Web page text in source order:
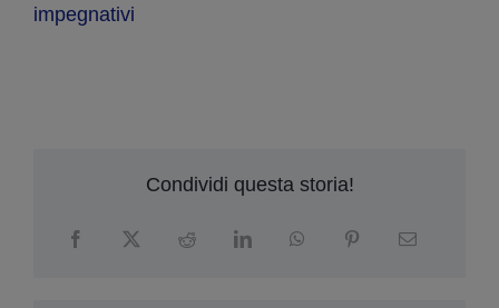
impegnativi
Condividi questa storia!